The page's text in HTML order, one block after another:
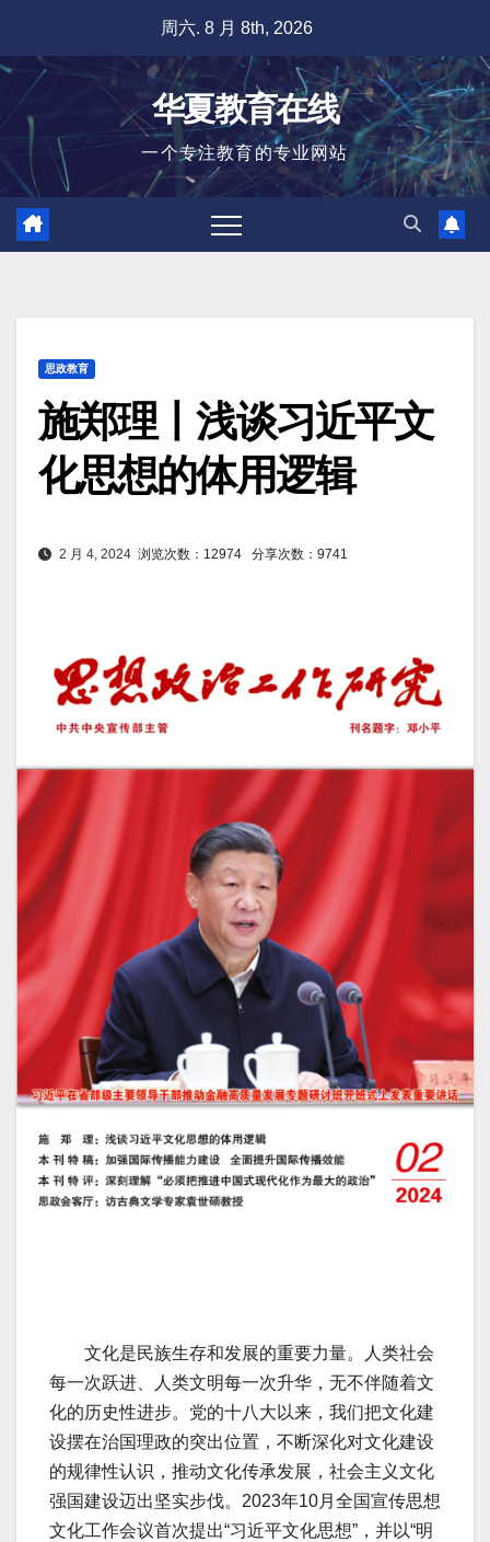
容
周六. 8 月 8th, 2026
华夏教育在线
一个专注教育的专业网站
思政教育
施郑理丨浅谈习近平文
化思想的体用逻辑
2 月 4, 2024 浏览次数：12974 分享次数：9741
文化是民族生存和发展的重要力量。人类社会
每一次跃进、人类文明每一次升华，无不伴随着文
化的历史性进步。党的十八大以来，我们把文化建
设摆在治国理政的突出位置，不断深化对文化建设
的规律性认识，推动文化传承发展，社会主义文化
强国建设迈出坚实步伐。2023年10月全国宣传思想
文化工作会议首次提出“习近平文化思想”，并以“明